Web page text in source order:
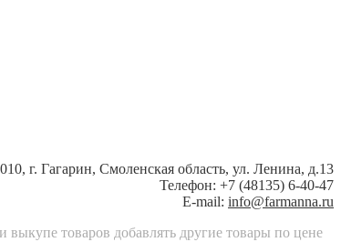
г. Гагарин, Смоленская область, ул. Ленина, д.13
Телефон: +7 (48135) 6-40-47
E-mail: info@farmanna.ru
товаров добавлять другие товары по цене